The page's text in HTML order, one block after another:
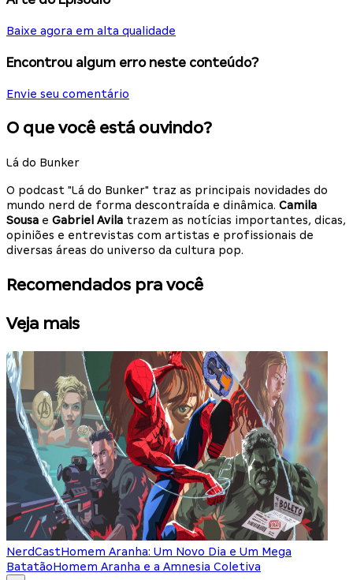
Baixe agora em alta qualidade
Encontrou algum erro neste conteúdo?
Envie seu comentário
O que você está ouvindo?
Lá do Bunker
O podcast "Lá do Bunker" traz as principais novidades do
mundo nerd de forma descontraída e dinâmica. Camila
Sousa e Gabriel Avila trazem as notícias importantes, dicas,
opiniões e entrevistas com artistas e profissionais de
diversas áreas do universo da cultura pop.
Recomendados pra você
Veja mais
NerdCastHomem Aranha: Um Novo Dia e Um Mega
BatatãoHomem Aranha e a Amnesia Coletiva